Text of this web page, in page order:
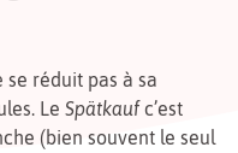
se réduit pas à sa
Le Spätkaufc’est
(bien souvent le seul